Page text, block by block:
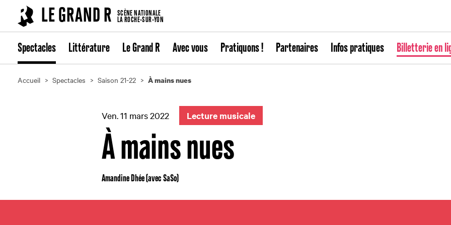
LE GRAND R
SCÈNE NATIONALE
LA ROCHE-SUR-YON
Spectacles Littérature Le Grand R Avec vous Pratiquons ! Partenaires Infos pratiques Billetterie en
Accueil Spectacles Saison 21-22 À mains nues
Ven. 11 mars 2022 Lecture musicale
À mains nues
Amandine Dhée (avec SaSo)
Cookies management panel